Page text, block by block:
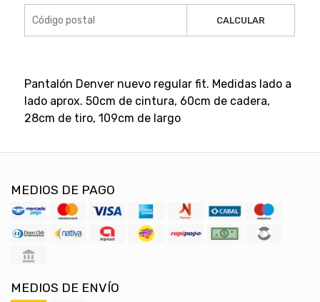
CALCULAR
Pantalón Denver nuevo regular fit. Medidas lado a
lado aprox. 50cm de cintura, 60cm de cadera,
28cm de tiro, 109cm de largo
MEDIOS DE PAGO
MEDIOS DE ENVÍO